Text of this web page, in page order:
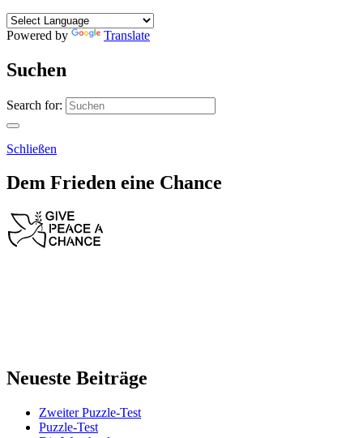
Powered by Translate
Suchen
Search for:
Schließen
Dem Frieden eine Chance
Neueste Beiträge
Zweiter Puzzle-Test
Puzzle-Test